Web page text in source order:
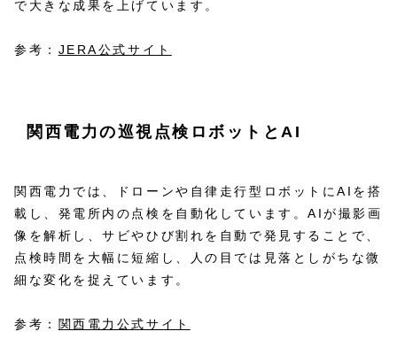
で大きな成果を上げています。
参考： JERA公式サイト
関西電力の巡視点検ロボットとAI
関西電力では、ドローンや自律走行型ロボットにAIを搭
載し、発電所内の点検を自動化しています。AIが撮影画
像を解析し、サビやひび割れを自動で発見することで、
点検時間を大幅に短縮し、人の目では見落としがちな微
細な変化を捉えています。
参考： 関西電力公式サイト